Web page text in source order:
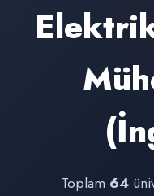
Toplam 64